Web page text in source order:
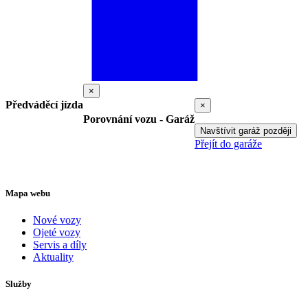
Předváděcí jízda
×
Porovnání vozu - Garáž
×
Navštívit garáž později
Přejít do garáže
Mapa webu
Nové vozy
Ojeté vozy
Servis a díly
Aktuality
Služby